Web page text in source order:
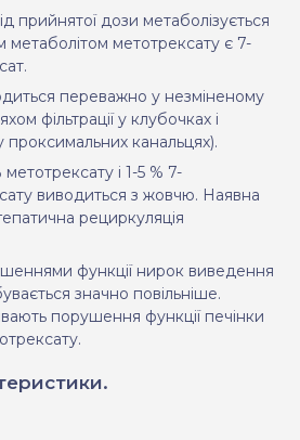
прийнятої дози метаболізується
метаболітом метотрексату є 7-
переважно у незміненому
фільтрації у клубочках і
проксимальних канальцях).
і 1-5 % 7-
виводиться з жовчю. Наявна
рециркуляція
функції нирок виведення
значно повільніше.
порушення функції печінки